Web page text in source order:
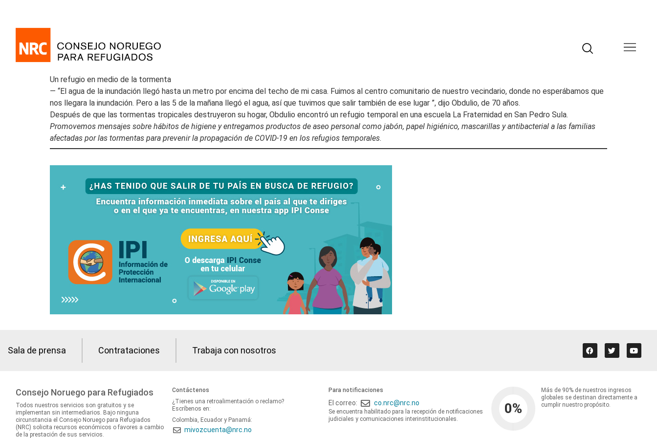
Un refugio en medio de la tormenta
— “El agua de la inundación llegó hasta un metro por encima del techo de mi casa. Fuimos al centro comunitario de nuestro vecindario, donde no esperábamos que
nos llegara la inundación. Pero a las 5 de la mañana llegó el agua, así que tuvimos que salir también de ese lugar ”, dijo Obdulio, de 70 años.
Después de que las tormentas tropicales destruyeron su hogar, Obdulio encontró un refugio temporal en una escuela La Fraternidad en San Pedro Sula.
Promovemos mensajes sobre hábitos de higiene y entregamos productos de aseo personal como jabón, papel higiénico, mascarillas y antibacterial a las familias
afectadas por las tormentas para prevenir la propagación de COVID-19 en los refugios temporales.
Sala de prensa Contrataciones Trabaja con nosotros
Consejo Noruego para Refugiados
Todos nuestros servicios son gratuitos y se
implementan sin intermediarios. Bajo ninguna
circunstancia el Consejo Noruego para Refugiados
(NRC) solicita recursos económicos o favores a cambio
de la prestación de sus servicios.
Contáctenos
¿Tienes una retroalimentación o reclamo?
Escríbenos en:
Colombia, Ecuador y Panamá:
mivozcuenta@nrc.no
Para notificaciones
El correo: co.nrc@nrc.no
Se encuentra habilitado para la recepción de notificaciones
judiciales y comunicaciones interinstitucionales.
0%
Más de 90% de nuestros ingresos
globales se destinan directamente a
cumplir nuestro propósito.